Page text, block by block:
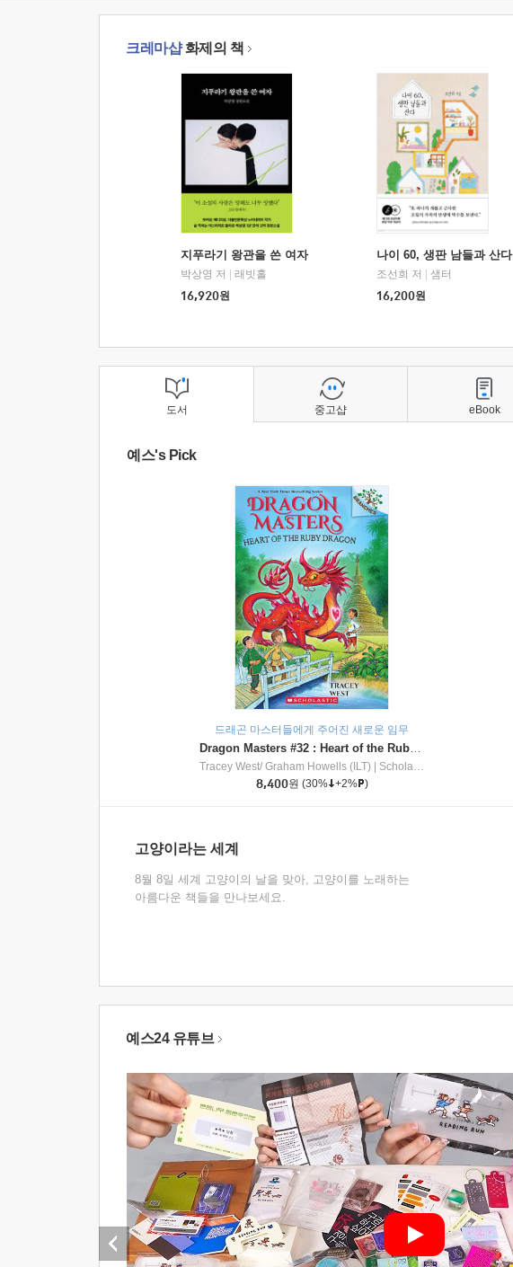
크레마샵화제의 책
지푸라기 왕관을 쓴 여자
박상영 저
래빗홀
16,920원
나이 60, 생판 남들과 산다
조선희 저
샘터
16,200원
도서
예스's Pick
드래곤 마스터들에게 주어진 새로운 임무
Dragon Masters #32 : Heart of the Ruby Dragon (A Branches Book)
Tracey West/ Graham Howells (ILT)
Scholastic Inc
8,400원 (30% +2% )
고양이라는 세계
8월 8일 세계 고양이의 날을 맞아, 고양이를 노래하는
아름다운 책들을 만나보세요.
중고샵 eBook
예스24 유튜브